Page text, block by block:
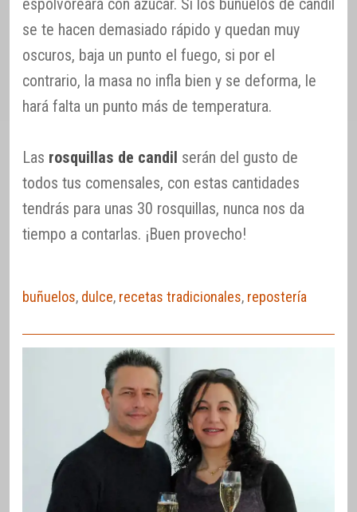
se te hacen demasiado rápido y quedan muy
oscuros, baja un punto el fuego, si por el
contrario, la masa no infla bien y se deforma, le
hará falta un punto más de temperatura.
Las rosquillas de candil serán del gusto de
todos tus comensales, con estas cantidades
tendrás para unas 30 rosquillas, nunca nos da
tiempo a contarlas. ¡Buen provecho!
buñuelos, dulce, recetas tradicionales, repostería